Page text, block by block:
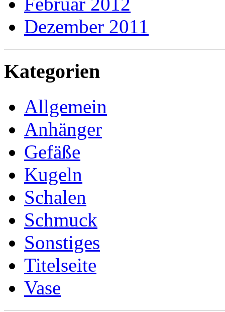
Dezember 2011
Kategorien
Allgemein
Anhänger
Gefäße
Kugeln
Schalen
Schmuck
Sonstiges
Titelseite
Vase